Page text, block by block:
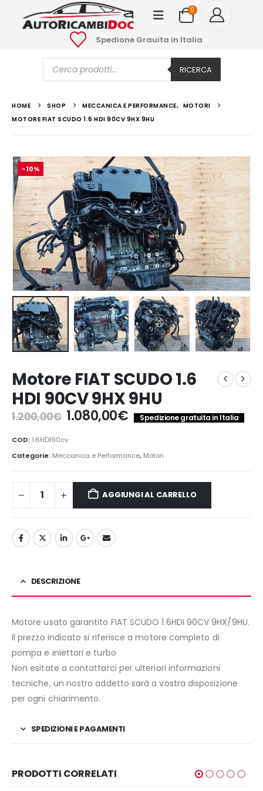
0
Spedione Grauita in Italia
Ricerca
prodotti RICERCA
HOME SHOP MECCANICA E PERFORMANCE, MOTORI
MOTORE FIAT SCUDO 1.6 HDI 90CV 9HX 9HU
-10%
Motore FIAT SCUDO 1.6
HDI 90CV 9HX 9HU
1.200,00€ Il
prezzo
originale
era:
1.200,00€.
1.080,00€Il
prezzo
è:
1.080,00€.
Spedizione gratuita in Italia
COD: 1.6HDI90cv
Categorie: Meccanica e Performance, Motori
AGGIUNGI AL CARRELLO
DESCRIZIONE
Motore usato garantito FIAT SCUDO 1.6HDI 90CV 9HX/9HU.
Il prezzo indicato si riferisce a motore completo di
pompa e iniettori e turbo
Non esitate a contattarci per ulteriori informazioni
tecniche, un nostro addetto sarà a vostra disposizione
per ogni chiarimento.
SPEDIZIONI E PAGAMENTI
PRODOTTI CORRELATI